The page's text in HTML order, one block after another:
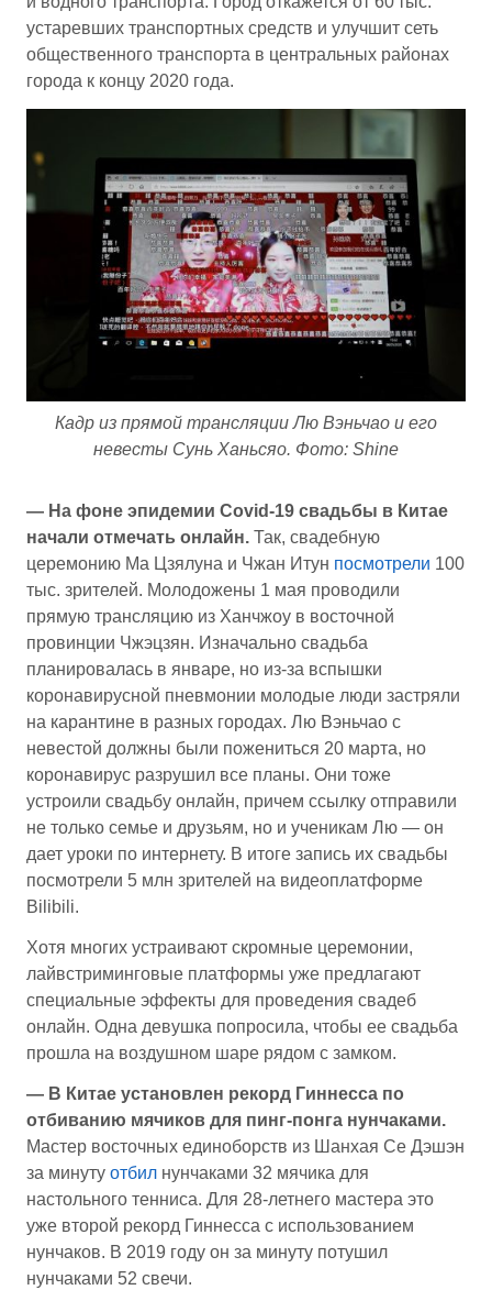
устаревших транспортных средств и улучшит сеть
общественного транспорта в центральных районах
города к концу 2020 года.
Кадр из прямой трансляции Лю Вэньчао и его
невесты Сунь Ханьсяо. Фото: Shine
— На фоне эпидемии Covid-19 свадьбы в Китае
начали отмечать онлайн. Так, свадебную
церемонию Ма Цзялуна и Чжан Итун посмотрели 100
тыс. зрителей. Молодожены 1 мая проводили
прямую трансляцию из Ханчжоу в восточной
провинции Чжэцзян. Изначально свадьба
планировалась в январе, но из-за вспышки
коронавирусной пневмонии молодые люди застряли
на карантине в разных городах. Лю Вэньчао с
невестой должны были пожениться 20 марта, но
коронавирус разрушил все планы. Они тоже
устроили свадьбу онлайн, причем ссылку отправили
не только семье и друзьям, но и ученикам Лю — он
дает уроки по интернету. В итоге запись их свадьбы
посмотрели 5 млн зрителей на видеоплатформе
Bilibili.
Хотя многих устраивают скромные церемонии,
лайвстриминговые платформы уже предлагают
специальные эффекты для проведения свадеб
онлайн. Одна девушка попросила, чтобы ее свадьба
прошла на воздушном шаре рядом с замком.
— В Китае установлен рекорд Гиннесса по
отбиванию мячиков для пинг-понга нунчаками.
Мастер восточных единоборств из Шанхая Се Дэшэн
за минуту отбил нунчаками 32 мячика для
настольного тенниса. Для 28-летнего мастера это
уже второй рекорд Гиннесса с использованием
нунчаков. В 2019 году он за минуту потушил
нунчаками 52 свечи.